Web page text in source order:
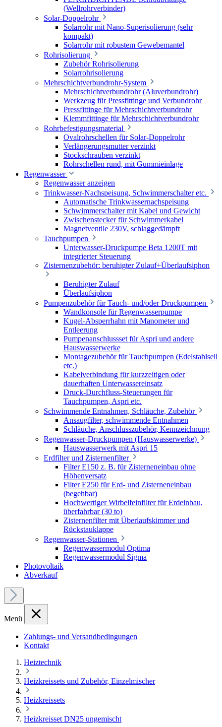
(Wellrohrverbinder)
Solar-Doppelrohr
Solarrohr mit Nano-Superisolierung (sehr
kompakt)
Solarrohr mit robustem Gewebemantel
Rohrisolierung
Zubehör Rohrisolierung
Solarrohrisolierung
Mehrschichtverbundrohr-System
Mehrschichtverbundrohr (Aluverbundrohr)
Werkzeug für Pressfittinge und Verbundrohr
Pressfittinge für Mehrschichtverbundrohr
Klemmfittinge für Mehrschichtverbundrohr
Rohrbefestigungsmaterial
Ovalrohrschellen für Solar-Doppelrohr
Verlängerungsmutter verzinkt
Stockschrauben verzinkt
Rohrschellen rund, mit Gummieinlage
Regenwasser
Regenwasser anzeigen
Trinkwasser-Nachspeisung, Schwimmerschalter etc.
Automatische Trinkwassernachspeisung
Schwimmerschalter mit Kabel und Gewicht
Zwischenstecker für Schwimmerkabel
Magnetventile 230V, schlaggedämpft
Tauchpumpen
Unterwasser-Druckpumpe Beta 1200T mit
integrierter Steuerung
Zisternenzubehör: beruhigter Zulauf+Überlaufsiphon
Beruhigter Zulauf
Überlaufsiphon
Pumpenzubehör für Tauch- und/oder Druckpumpen
Wandkonsole für Regenwasserpumpe
Kugel-Absperrhahn mit Manometer und
Entleerung
Pumpenanschlussset für Aspri und andere
Hauswasserwerke
Montagezubehör für Tauchpumpen (Edelstahlseil
etc.)
Kabelverbindung für kurzzeitigen oder
dauerhaften Unterwassereinsatz
Druck-Durchfluss-Steuerungen für
Tauchpumpen, Aspri etc.
Schwimmende Entnahmen, Schläuche, Zubehör
Ansaugfilter, schwimmende Entnahmen
Schläuche, Anschlusszubehör, Kennzeichnung
Regenwasser-Druckpumpen (Hauswasserwerke)
Hauswasserwerk mit Aspri 15
Erdfilter und Zisternenfilter
Filter E150 z. B. für Zisterneneinbau ohne
Höhenversatz
Filter E250 für Erd- und Zisterneneinbau
(begehbar)
Hochwertiger Wirbelfeinfilter für Erdeinbau,
überfahrbar (30 to)
Zisternenfilter mit Überlaufskimmer und
Rückstauklappe
Regenwasser-Stationen
Regenwassermodul Optima
Regenwassermodul Sigma
Photovoltaik
Abverkauf
Menü
Zahlungs- und Versandbedingungen
Kontakt
Heiztechnik
Heizkreissets und Zubehör, Einzelmischer
Heizkreissets
Heizkreisset DN25 ungemischt